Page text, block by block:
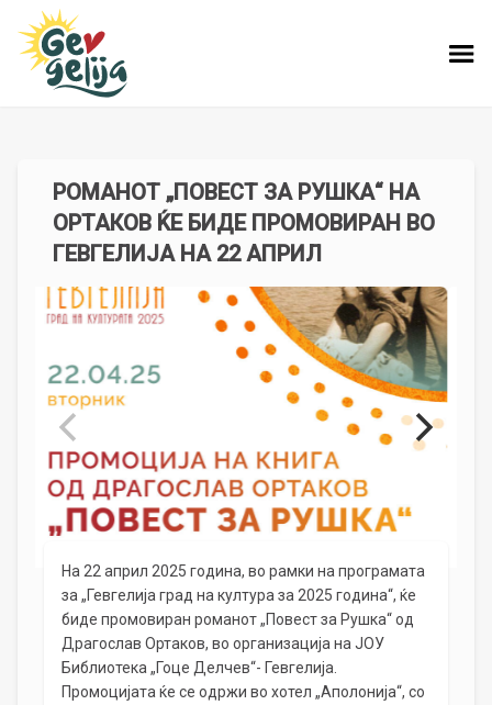
РОМАНОТ „ПОВЕСТ ЗА РУШКА“ НА
ОРТАКОВ ЌЕ БИДЕ ПРОМОВИРАН ВО
ГЕВГЕЛИЈА НА 22 АПРИЛ
На 22 април 2025 година, во рамки на програмата
за „Гевгелија град на култура за 2025 година“, ќе
биде промовиран романот „Повест за Рушка“ од
Драгослав Ортаков, во организација на ЈОУ
Библиотека „Гоце Делчев“- Гевгелија.
Промоцијата ќе се одржи во хотел „Аполонија“, со